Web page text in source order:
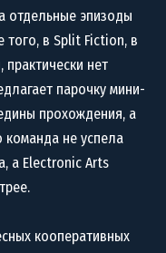
отдельные эпизоды
того, в Split Fiction, в
нет
парочку мини-
прохождения, а
команда не успела
а Electronic Arts
кооперативных